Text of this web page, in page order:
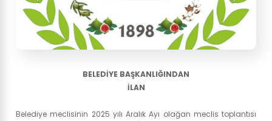
BELEDİYE BAŞKANLIĞINDAN
İLAN
Belediye meclisinin 2025 yılı Aralık Ayı olağan meclis toplantısı